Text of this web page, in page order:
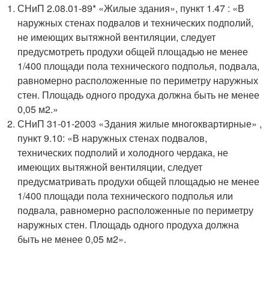
СНиП 2.08.01-89* «Жилые здания», пункт 1.47 : «В
наружных стенах подвалов и технических подполий,
не имеющих вытяжной вентиляции, следует
предусмотреть продухи общей площадью не менее
1/400 площади пола технического подполья, подвала,
равномерно расположенные по периметру наружных
стен. Площадь одного продуха должна быть не менее
0,05 м2.»
СНиП 31-01-2003 «Здания жилые многоквартирные» ,
пункт 9.10: «В наружных стенах подвалов,
технических подполий и холодного чердака, не
имеющих вытяжной вентиляции, следует
предусматривать продухи общей площадью не менее
1/400 площади пола технического подполья или
подвала, равномерно расположенные по периметру
наружных стен. Площадь одного продуха должна
быть не менее 0,05 м2».